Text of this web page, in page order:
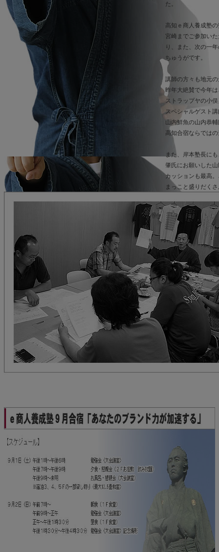
た。
高知ｅ商人養成塾
宮崎までご参加い
り、また、次の一
ちゅうがです。
講師の方々も地元
昨年大絶賛で今年
ストラップヤの小
スペシャルゲスト
山内鮮魚の山内恭
高知合宿ならでは
また、岸本塾長に
肇氏にお願いした
カッションも最高
まっこと盛りだく